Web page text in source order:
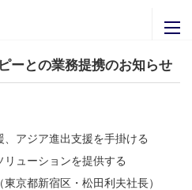
ーとの業務提携のお知らせ
アジア進出支援を手掛ける
ューションを提供する
京都新宿区・松田利夫社長）